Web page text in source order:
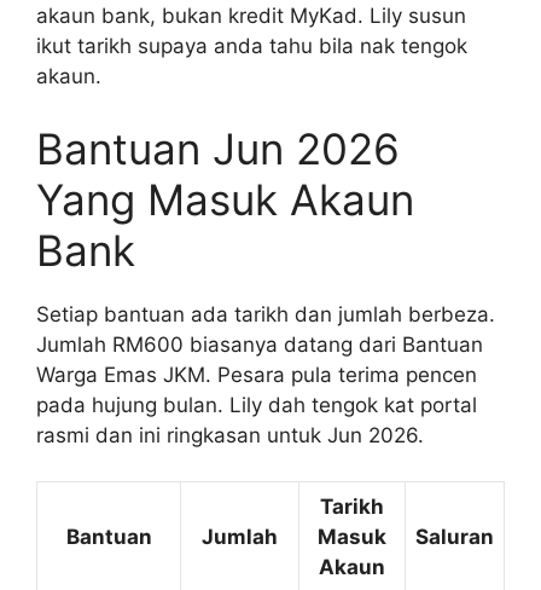
akaun bank, bukan kredit MyKad. Lily susun
ikut tarikh supaya anda tahu bila nak tengok
akaun.
Bantuan Jun 2026
Yang Masuk Akaun
Bank
Setiap bantuan ada tarikh dan jumlah berbeza.
Jumlah RM600 biasanya datang dari Bantuan
Warga Emas JKM. Pesara pula terima pencen
pada hujung bulan. Lily dah tengok kat portal
rasmi dan ini ringkasan untuk Jun 2026.
Bantuan Jumlah
Tarikh
Masuk
Akaun
Saluran